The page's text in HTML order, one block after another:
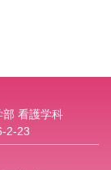
部 看護学科
2-23